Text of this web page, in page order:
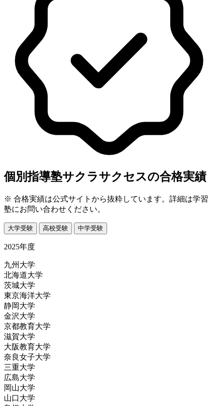
個別指導塾サクラサクセスの合格実績
※ 合格実績は公式サイトから抜粋しています。詳細は学習
塾にお問い合わせください。
大学受験 高校受験 中学受験
2025年度
九州大学
北海道大学
茨城大学
東京海洋大学
静岡大学
金沢大学
京都教育大学
滋賀大学
大阪教育大学
奈良女子大学
三重大学
広島大学
岡山大学
山口大学